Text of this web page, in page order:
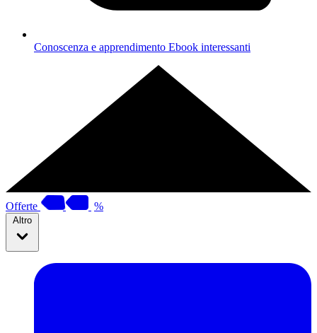
Conoscenza e apprendimento Ebook interessanti
Offerte %
Altro